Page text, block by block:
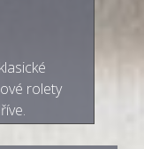
rolety